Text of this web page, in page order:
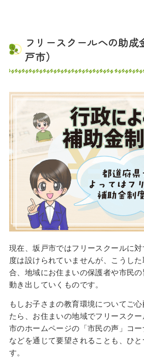
フリースクールへの助
戸市）
現在、坂戸市ではフリースクールに
度は設けられていませんが、こうし
合、地域にお住まいの保護者や市民
動き出していくものです。
もしお子さまの教育環境についてご
たら、お住まいの地域でフリースク
市のホームページの「市民の声」コ
などを通じて要望されることも、ひ
す。